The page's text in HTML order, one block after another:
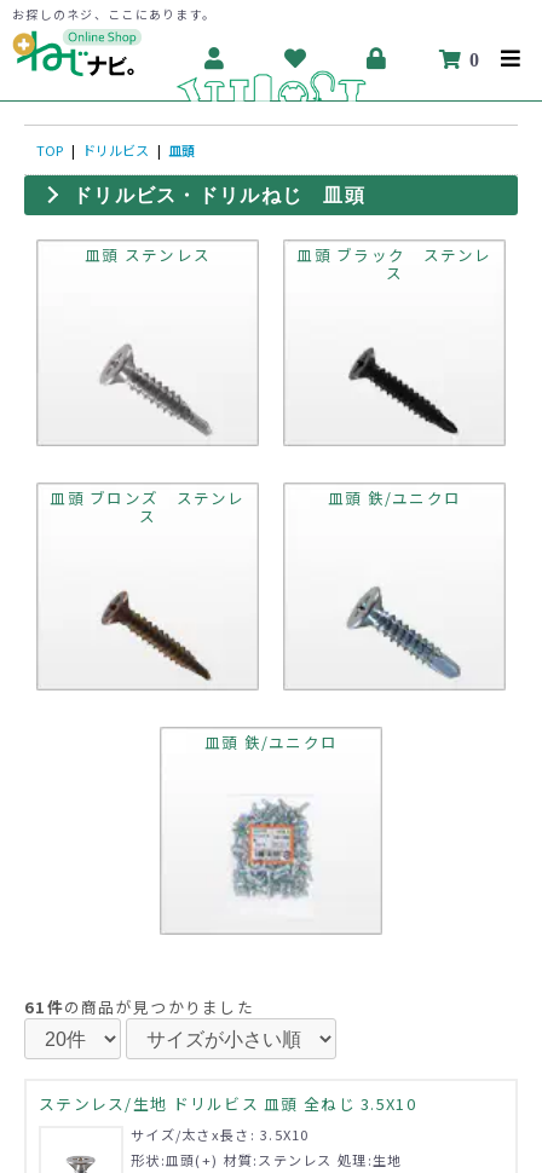
お探しのネジ、ここにあります。
0
TOP | ドリルビス | 皿頭
ドリルビス・ドリルねじ 皿頭
皿頭 ステンレス 皿頭 ブラック ステンレ
ス
皿頭 ブロンズ ステンレ
ス
皿頭 鉄/ユニクロ
皿頭 鉄/ユニクロ
61件の商品が見つかりました
ステンレス/生地 ドリルビス 皿頭 全ねじ 3.5X10
サイズ/太さx長さ: 3.5X10
形状:皿頭(+) 材質:ステンレス 処理:生地